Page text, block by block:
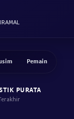
Pemain
PURATA